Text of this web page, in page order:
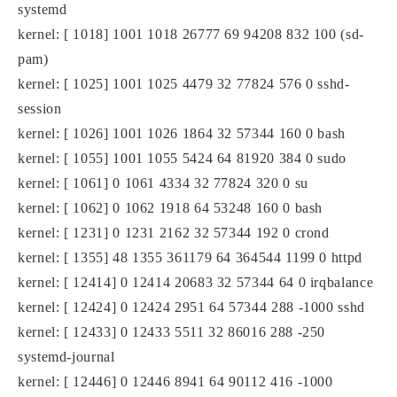
systemd
kernel: [ 1018] 1001 1018 26777 69 94208 832 100 (sd-
pam)
kernel: [ 1025] 1001 1025 4479 32 77824 576 0 sshd-
session
kernel: [ 1026] 1001 1026 1864 32 57344 160 0 bash
kernel: [ 1055] 1001 1055 5424 64 81920 384 0 sudo
kernel: [ 1061] 0 1061 4334 32 77824 320 0 su
kernel: [ 1062] 0 1062 1918 64 53248 160 0 bash
kernel: [ 1231] 0 1231 2162 32 57344 192 0 crond
kernel: [ 1355] 48 1355 361179 64 364544 1199 0 httpd
kernel: [ 12414] 0 12414 20683 32 57344 64 0 irqbalance
kernel: [ 12424] 0 12424 2951 64 57344 288 -1000 sshd
kernel: [ 12433] 0 12433 5511 32 86016 288 -250
systemd-journal
kernel: [ 12446] 0 12446 8941 64 90112 416 -1000